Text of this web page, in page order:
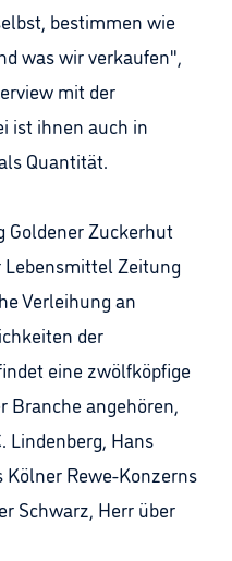
bestimmen wie
was wir verkaufen",
mit der
ist ihnen auch in
Quantität.
Goldener Zuckerhut
Lebensmittel Zeitung
Verleihung an
der
eine zwölfköpfige
Branche angehören,
Lindenberg, Hans
Kölner Rewe-Konzerns
Schwarz, Herr über